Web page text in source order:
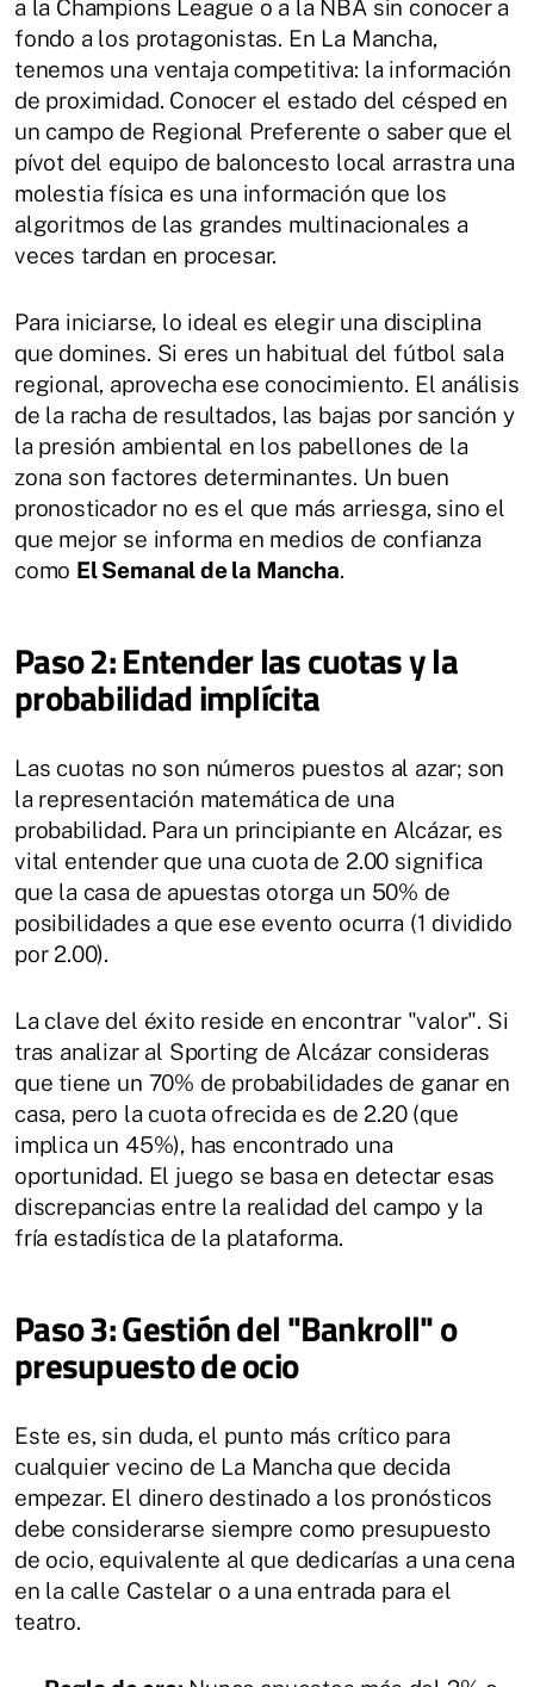
a la Champions League o a la NBA sin conocer a
fondo a los protagonistas. En La Mancha,
tenemos una ventaja competitiva: la información
de proximidad. Conocer el estado del césped en
un campo de Regional Preferente o saber que el
pívot del equipo de baloncesto local arrastra una
molestia física es una información que los
algoritmos de las grandes multinacionales a
veces tardan en procesar.
Para iniciarse, lo ideal es elegir una disciplina
que domines. Si eres un habitual del fútbol sala
regional, aprovecha ese conocimiento. El análisis
de la racha de resultados, las bajas por sanción y
la presión ambiental en los pabellones de la
zona son factores determinantes. Un buen
pronosticador no es el que más arriesga, sino el
que mejor se informa en medios de confianza
como El Semanal de la Mancha.
Paso 2: Entender las cuotas y la
probabilidad implícita
Las cuotas no son números puestos al azar; son
la representación matemática de una
probabilidad. Para un principiante en Alcázar, es
vital entender que una cuota de 2.00 significa
que la casa de apuestas otorga un 50% de
posibilidades a que ese evento ocurra (1 dividido
por 2.00).
La clave del éxito reside en encontrar "valor". Si
tras analizar al Sporting de Alcázar consideras
que tiene un 70% de probabilidades de ganar en
casa, pero la cuota ofrecida es de 2.20 (que
implica un 45%), has encontrado una
oportunidad. El juego se basa en detectar esas
discrepancias entre la realidad del campo y la
fría estadística de la plataforma.
Paso 3: Gestión del "Bankroll" o
presupuesto de ocio
Este es, sin duda, el punto más crítico para
cualquier vecino de La Mancha que decida
empezar. El dinero destinado a los pronósticos
debe considerarse siempre como presupuesto
de ocio, equivalente al que dedicarías a una cena
en la calle Castelar o a una entrada para el
teatro.